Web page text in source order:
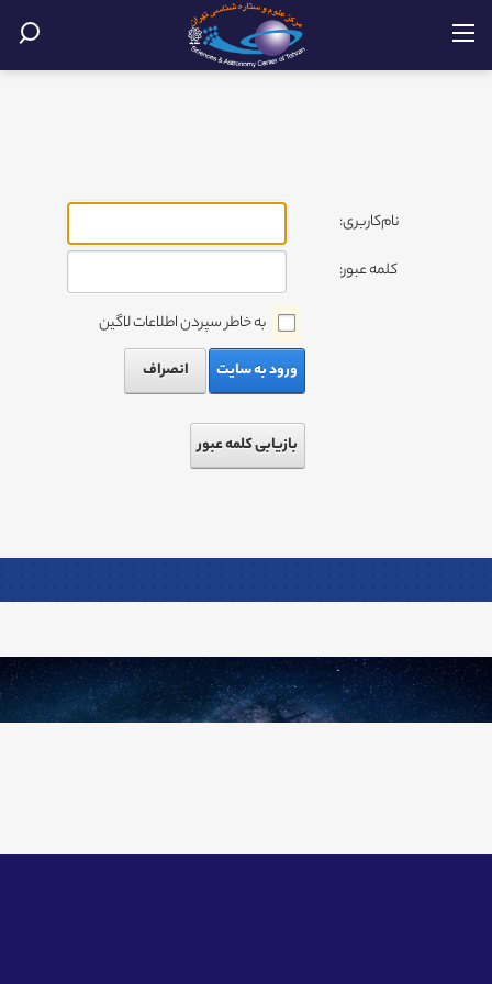
نام‌کاربری:
کلمه عبور:
به خاطر سپردن اطلاعات لاگین
ورود به سایت
انصراف
بازیابی کلمه عبور